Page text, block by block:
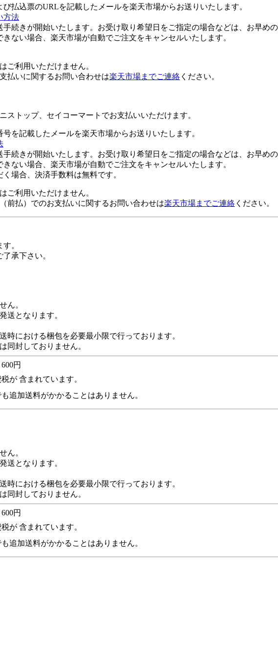
払込票のURLを記載したメールを楽天市場からお送りいたします。
方法
続きが開始いたします。お受け取り希望日をご指定の場合などは、お早め
ない場合、楽天市場が自動でご注文をキャンセルいたします。
ご利用いただけません。
払いに関するお問い合わせは楽天市場までご連絡 ください。
ストップ、セイコーマートでお支払いいただけます。
を記載したメールを楽天市場からお送りいたします。
続きが開始いたします。お受け取り希望日をご指定の場合などは、お早め
ない場合、楽天市場が自動でご注文をキャンセルいたします。
場合、決済手数料は無料です。
ご利用いただけません。
前払）でのお支払いに関するお問い合わせは楽天市場までご連絡 ください。
。
承下さい。
ん。
送となります。
時における梱包を必要最小限で行っております。
同封しておりません。
円
が 含まれています。
追加送料がかかることはありません。
ん。
送となります。
時における梱包を必要最小限で行っております。
同封しておりません。
円
が 含まれています。
追加送料がかかることはありません。